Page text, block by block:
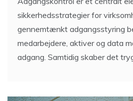
sikkerhedsstrategier for
gennemtænkt adgangsstyring
medarbejdere, aktiver og data
adgang. Samtidig skaber det